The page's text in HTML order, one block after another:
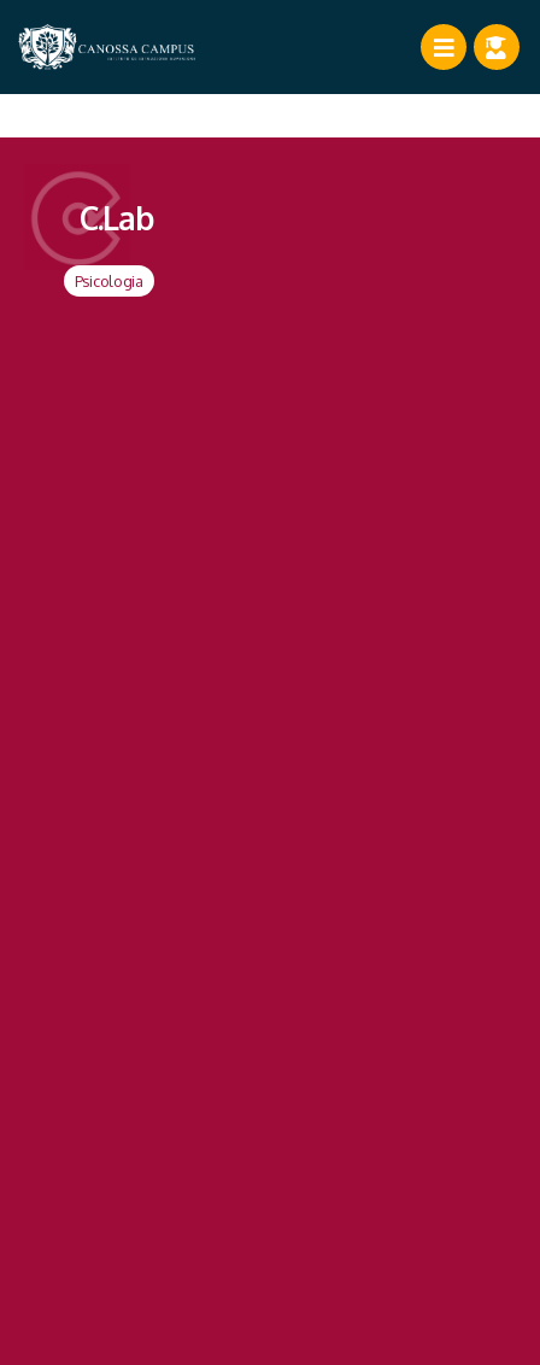
C.Lab
Psicologia